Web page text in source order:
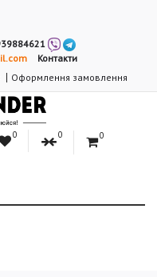
Контакти
Оформлення замовлення
0 0 0